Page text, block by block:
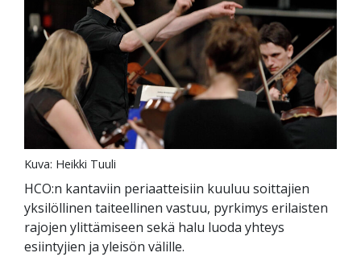
Kuva: Heikki Tuuli
HCO:n kantaviin periaatteisiin kuuluu soittajien
yksilöllinen taiteellinen vastuu, pyrkimys erilaisten
rajojen ylittämiseen sekä halu luoda yhteys
esiintyjien ja yleisön välille.